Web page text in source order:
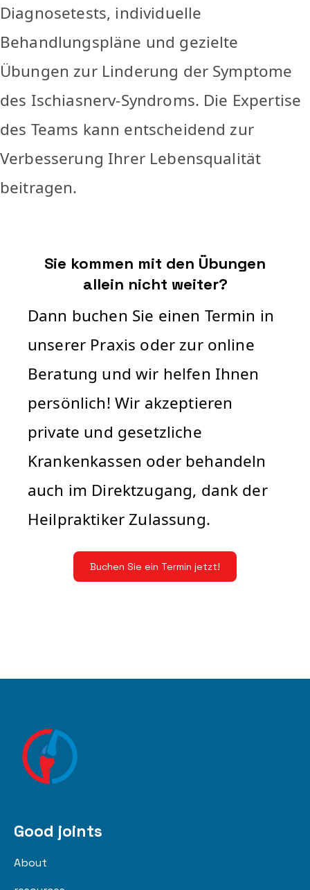
Diagnosetests, individuelle
Behandlungspläne und gezielte
Übungen zur Linderung der Symptome
des Ischiasnerv-Syndroms. Die Expertise
des Teams kann entscheidend zur
Verbesserung Ihrer Lebensqualität
beitragen.
Sie kommen mit den Übungen
allein nicht weiter?
Dann buchen Sie einen Termin in
unserer Praxis oder zur online
Beratung und wir helfen Ihnen
persönlich! Wir akzeptieren
private und gesetzliche
Krankenkassen oder behandeln
auch im Direktzugang, dank der
Heilpraktiker Zulassung.
Buchen Sie ein Termin jetzt!
Good joints
About